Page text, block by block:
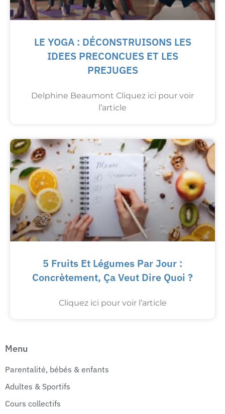
LE YOGA : DÉCONSTRUISONS LES
IDEES PRECONCUES ET LES
PREJUGES
Delphine Beaumont Cliquez ici pour voir
l’article
5 Fruits Et Légumes Par Jour :
Concrètement, Ça Veut Dire Quoi ?
Cliquez ici pour voir l’article
Menu
Parentalité, bébés & enfants
Adultes & Sportifs
Cours collectifs